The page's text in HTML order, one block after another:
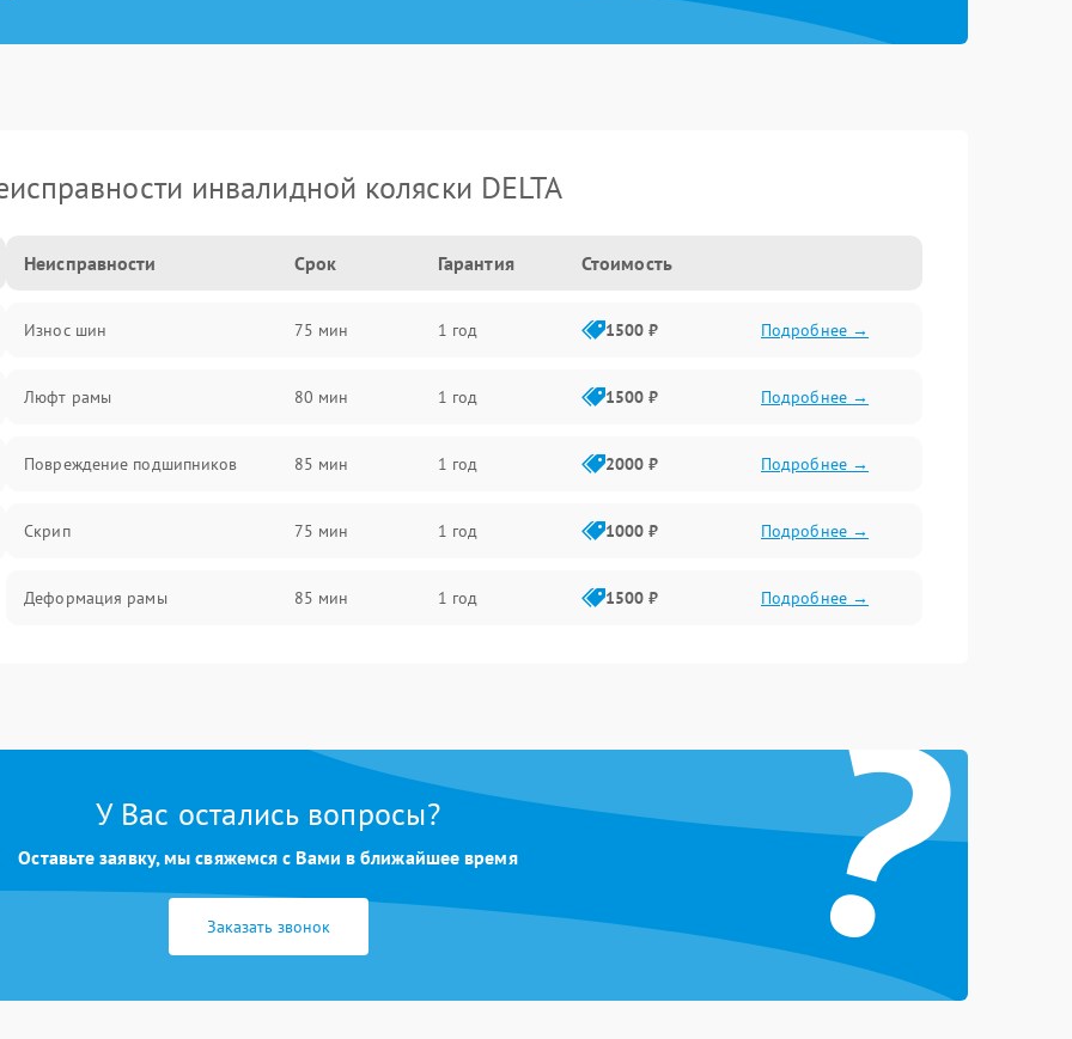
инвалидной коляски DELTA
Неисправности Срок Гарантия Стоимость
Износ шин 75 мин 1 год 1500 ₽ Подробнее →
Люфт рамы 80 мин 1 год 1500 ₽ Подробнее →
Повреждение подшипников 85 мин 1 год 2000 ₽ Подробнее →
Скрип 75 мин 1 год 1000 ₽ Подробнее →
Деформация рамы 85 мин 1 год 1500 ₽ Подробнее →
?
У Вас остались вопросы?
Оставьте заявку, мы свяжемся с Вами в ближайшее время
Заказать звонок